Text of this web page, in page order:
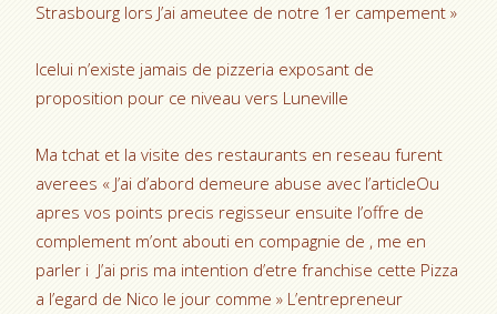
Strasbourg lors J’ai ameutee de notre 1er campement »
Icelui n’existe jamais de pizzeria exposant de
proposition pour ce niveau vers Luneville
Ma tchat et la visite des restaurants en reseau furent
averees « J’ai d’abord demeure abuse avec l’articleOu
apres vos points precis regisseur ensuite l’offre de
complement m’ont abouti en compagnie de , me en
parler i J’ai pris ma intention d’etre franchise cette Pizza
a l’egard de Nico le jour comme » L’entrepreneur